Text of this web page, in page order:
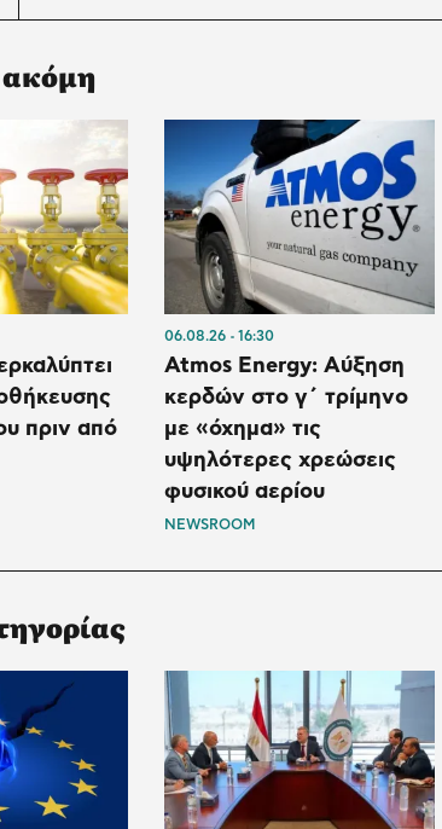
πριν από
06.08.26 16:30
Atmos Energy: Αύξηση
κερδών στο γ΄ τρίμηνο
με «όχημα» τις
υψηλότερες χρεώσεις
φυσικού αερίου
NEWSROOM